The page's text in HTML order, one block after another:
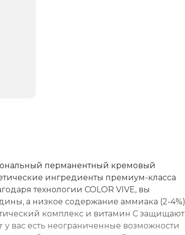
перманентный кремовый
ингредиенты премиум-класса
технологии COLOR VIVE, вы
а низкое содержание аммиака (2-4%)
комплекс и витамин C защищают
вас есть неограниченные возможности